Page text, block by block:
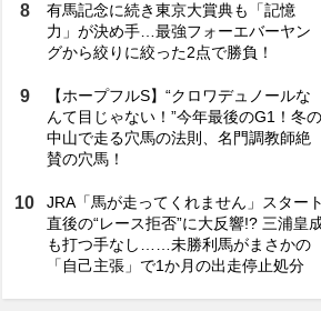
有馬記念に続き東京大賞典も「記憶
力」が決め手…最強フォーエバーヤン
グから絞りに絞った2点で勝負！
【ホープフルS】“クロワデュノールな
んて目じゃない！”今年最後のG1！冬の
中山で走る穴馬の法則、名門調教師絶
賛の穴馬！
JRA「馬が走ってくれません」スタート
直後の“レース拒否”に大反響!? 三浦皇
も打つ手なし……未勝利馬がまさかの
「自己主張」で1か月の出走停止処分